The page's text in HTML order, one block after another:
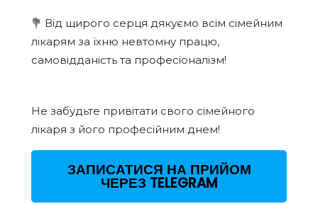
💐 Від щирого серця дякуємо всім сімейним
лікарям за їхню невтомну працю,
самовідданість та професіоналізм!
Не забудьте привітати свого сімейного
лікаря з його професійним днем!
ЗАПИСАТИСЯ НА ПРИЙОМ
ЧЕРЕЗ TELEGRAM